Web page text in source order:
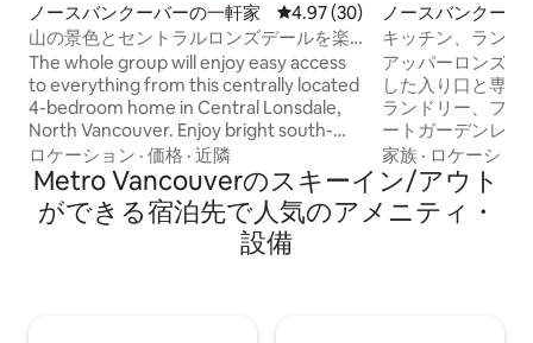
ノースバンクーバーの一軒家 レビュー30件、5つ星中4.97つ
4.97 (30)
山の景色とセントラルロンズデールを楽
しめる、日当たりの良い豪華な家
The whole group will enjoy easy access
to everything from this centrally located
4-bedroom home in Central Lonsdale,
North Vancouver. Enjoy bright south-
facing rooms, heated hardwood floors,
and quiet comfort. Two large kitchens,
three full bathrooms, and cozy living
areas make it perfect for families or
groups. Close to shops, transit,
ロケーション · 価格 · 近隣
ノースバンクーバ
キッチン、ランド
えたゲストスイー
アッパーロンズデ
した入り口と専
ランドリー、フル
ートガーデンレベ
キングサイズのベ
ス2台）で、2名
用の大きなクロー
ガーデンパティ
家族 · ロケーショ
Metro Vancouverのスキーイン/アウト
ができる宿泊先で人気のアメニティ・
設備